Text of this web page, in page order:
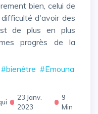
bien, celui de
d'avoir des
de plus en plus
progrès de la
#bienêtre #Emouna
23 Janv.
2023
9
Min